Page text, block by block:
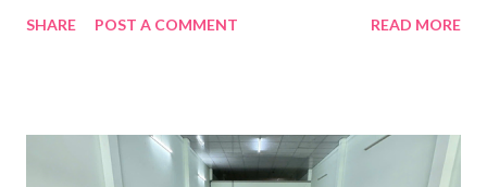
Huawei tại Hội nghị Di động Thế giới tại Thượng Hải năm 2021.
thay đồ. Chỉ trong vài phút, phòng khách được sắp xếp lại. Hai
SHARE POST A COMMENT READ MORE